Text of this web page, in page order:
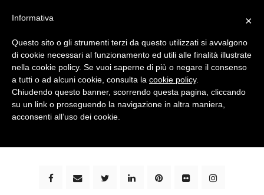
bimbi e viaggi - family travel blog: community #1 in
×
Informativa
Questo sito o gli strumenti terzi da questo utilizzati si avvalgono
di cookie necessari al funzionamento ed utili alle finalità illustrate
nella cookie policy. Se vuoi saperne di più o negare il consenso
a tutti o ad alcuni cookie, consulta la cookie policy.
Chiudendo questo banner, scorrendo questa pagina, cliccando
su un link o proseguendo la navigazione in altra maniera,
acconsenti all’uso dei cookie.